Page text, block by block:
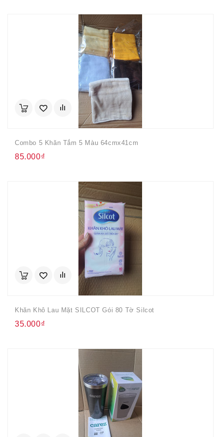
Combo 5 Khăn Tắm 5 Màu 64cmx41cm
85.000₫
Khăn Khô Lau Mặt SILCOT Gói 80 Tờ Silcot
35.000₫